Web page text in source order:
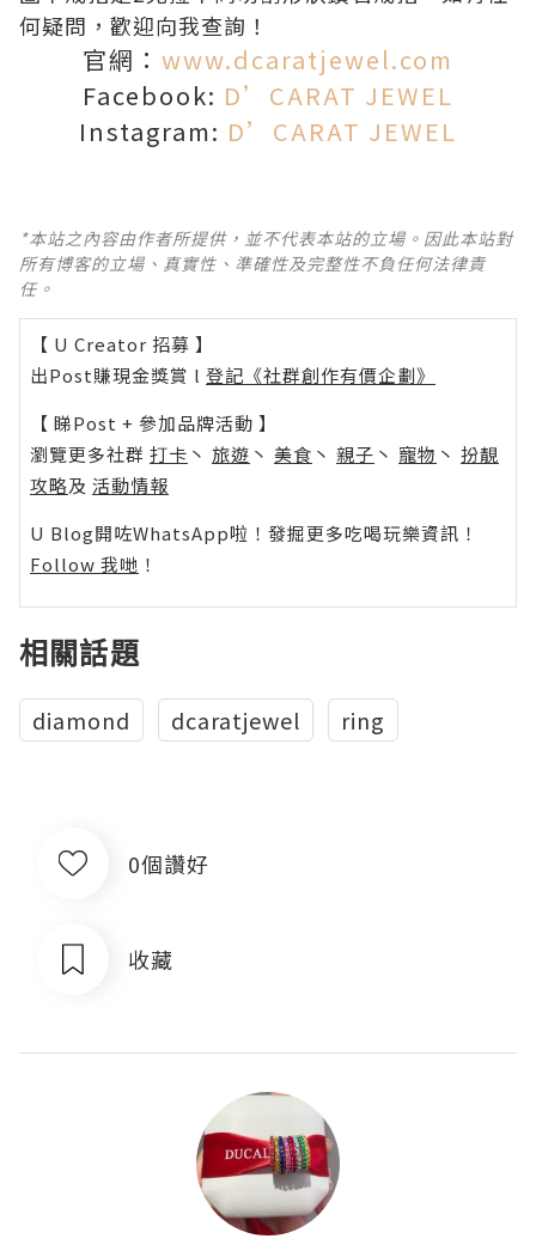
何疑問，歡迎向我查詢！
官網： www.dcaratjewel.com
Facebook: D’CARAT JEWEL
Instagram: D’CARAT JEWEL
*本站之內容由作者所提供，並不代表本站的立場。因此本站對
所有博客的立場、真實性、準確性及完整性不負任何法律責
任。
【 U Creator 招募 】
出Post賺現金獎賞 l 登記《社群創作有價企劃》
【 睇Post + 參加品牌活動 】
瀏覽更多社群 打卡 丶 旅遊 丶 美食 丶 親子 丶 寵物 丶 扮靚
攻略及 活動情報
U Blog開咗WhatsApp啦！發掘更多吃喝玩樂資訊！
Follow 我哋 ！
相關話題
diamond dcaratjewel ring
0個讚好
收藏